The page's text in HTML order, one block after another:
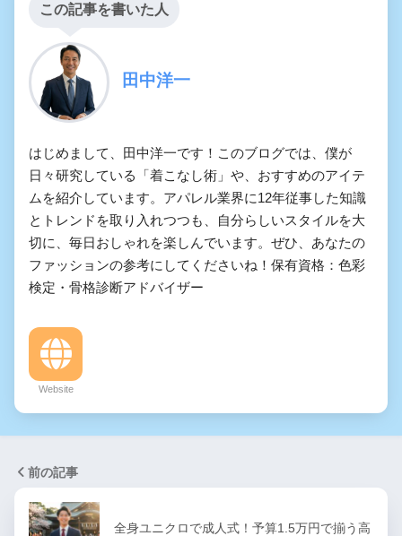
この記事を書いた人
田中洋一
はじめまして、田中洋一です！このブログでは、僕が
日々研究している「着こなし術」や、おすすめのアイテ
ムを紹介しています。アパレル業界に12年従事した知識
とトレンドを取り入れつつも、自分らしいスタイルを大
切に、毎日おしゃれを楽しんでいます。ぜひ、あなたの
ファッションの参考にしてくださいね！保有資格：色彩
検定・骨格診断アドバイザー
Website
前の記事
全身ユニクロで成人式！予算1.5万円で揃う高